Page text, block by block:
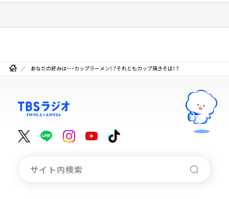
あなたの好みは・・・カップラーメン！？それともカップ焼きそば！？